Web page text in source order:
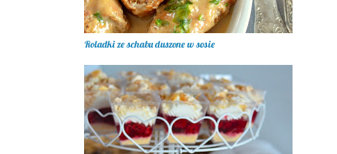
Roladki ze schabu duszone w sosie